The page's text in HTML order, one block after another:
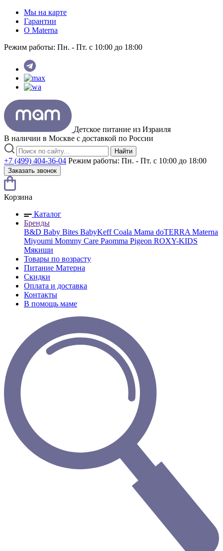
Мы на карте
Гарантии
O Materna
Режим работы: Пн. - Пт. с 10:00 до 18:00
Детское питание из Израиля
В наличии в Москве с доставкой по России
Найти
+7 (499) 404-36-04 Режим работы: Пн. - Пт. с 10:00 до 18:00
Заказать звонок
Корзина
Каталог
Бренды
B&D Baby Bites BabyKeffCoala Mama doTERRA Materna
Miyoumi Mommy Care Paomma Pigeon ROXY-KIDS
Мякиши
Товары по возрасту
Питание Матерна
Скидки
Оплата и доставка
Контакты
В помощь маме